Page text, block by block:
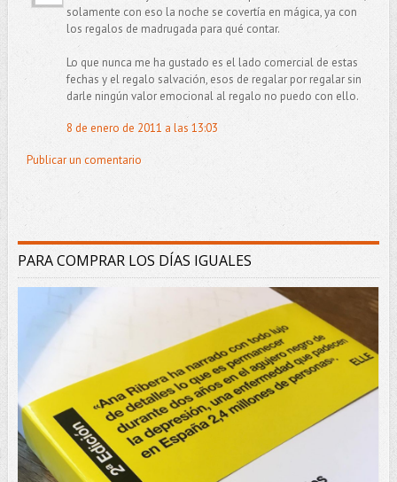
solamente con eso la noche se covertía en mágica, ya con
los regalos de madrugada para qué contar.
Lo que nunca me ha gustado es el lado comercial de estas
fechas y el regalo salvación, esos de regalar por regalar sin
darle ningún valor emocional al regalo no puedo con ello.
8 de enero de 2011 a las 13:03
Publicar un comentario
PARA COMPRAR LOS DÍAS IGUALES